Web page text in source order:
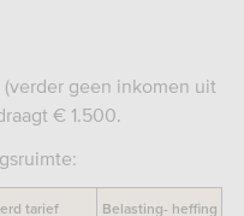
geen inkomen uit
€ 1.500.
tarief
Belasting- heffing